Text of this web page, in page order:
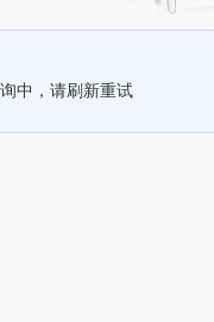
中，请刷新重试